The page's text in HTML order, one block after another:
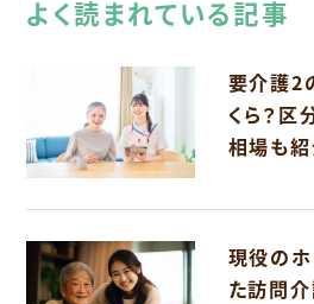
よく読まれている記事
要介護2
くら？
相場も
現役の
た訪問